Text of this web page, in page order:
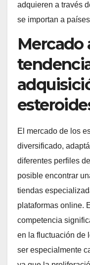
adquieren a través
se importan a
Mercado
El mercado de los
diversificado,
diferentes perfiles
posible encontrar
tiendas
plataformas online.
competencia
en la fluctuación de
ser especialmente